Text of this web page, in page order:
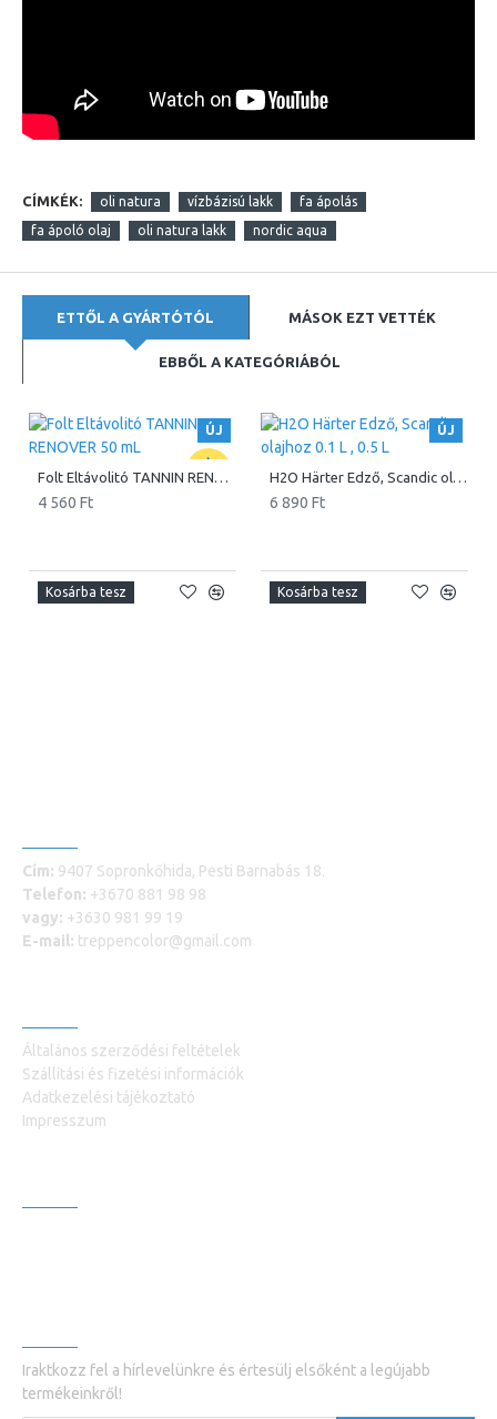
CÍMKÉK: oli natura vízbázisú lakk fa ápolás
fa ápoló olaj oli natura lakk nordic aqua
ETTŐL A GYÁRTÓTÓL MÁSOK EZT VETTÉK
EBBŐL A KATEGÓRIÁBÓL
ÚJ
Folt Eltávolitó TANNIN RENOVER 50 mL
4 560 Ft
Kosárba tesz
ÚJ
H2O Härter Edző, Scandic olajhoz 0.1 L , 0.5 L
6 890 Ft
Kosárba tesz
Cím: 9407 Sopronkőhida, Pesti Barnabás 18.
Telefon: +3670 881 98 98
vagy: +3630 981 99 19
E-mail: treppencolor@gmail.com
Általános szerződési feltételek
Szállítási és fizetési információk
Adatkezelési tájékoztató
Impresszum
Iraktkozz fel a hírlevelünkre és értesülj elsőként a legújabb
termékeinkről!